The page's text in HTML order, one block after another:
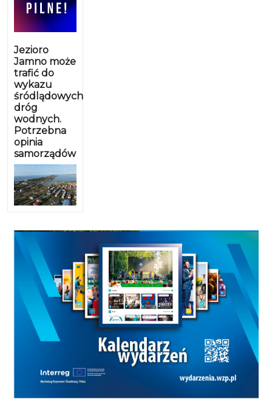
Jezioro
Jamno może
trafić do
wykazu
śródlądowych
dróg
wodnych.
Potrzebna
opinia
samorządów